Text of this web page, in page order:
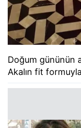
Doğum gününün
Akalın fit